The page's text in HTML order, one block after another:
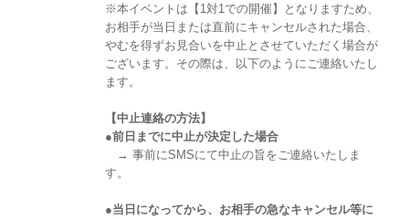
※本イベントは【1対1での開催】となりますため、
お相手が当日または直前にキャンセルされた場合、
やむを得ずお見合いを中止とさせていただく場合が
ございます。その際は、以下のようにご連絡いたし
ます。
【中止連絡の方法】
●前日までに中止が決定した場合
→ 事前にSMSにて中止の旨をご連絡いたしま
す。
●当日になってから、お相手の急なキャンセル等に